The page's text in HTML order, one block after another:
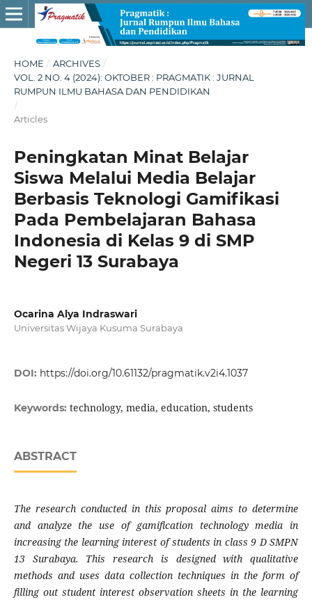
HOME / ARCHIVES /
VOL. 2 NO. 4 (2024): OKTOBER : PRAGMATIK : JURNAL
RUMPUN ILMU BAHASA DAN PENDIDIKAN
/
Articles
Peningkatan Minat Belajar
Siswa Melalui Media Belajar
Berbasis Teknologi Gamifikasi
Pada Pembelajaran Bahasa
Indonesia di Kelas 9 di SMP
Negeri 13 Surabaya
Ocarina Alya Indraswari
Universitas Wijaya Kusuma Surabaya
DOI: https://doi.org/10.61132/pragmatik.v2i4.1037
Keywords: technology, media, education, students
ABSTRACT
The research conducted in this proposal aims to determine
and analyze the use of gamification technology media in
increasing the learning interest of students in class 9 D SMPN
13 Surabaya. This research is designed with qualitative
methods and uses data collection techniques in the form of
filling out student interest observation sheets in the learning